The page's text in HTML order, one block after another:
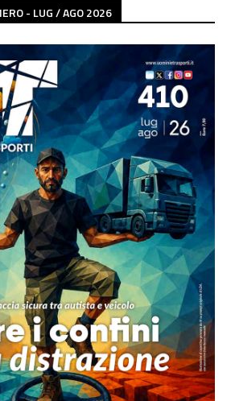
- LUG / AGO 2026